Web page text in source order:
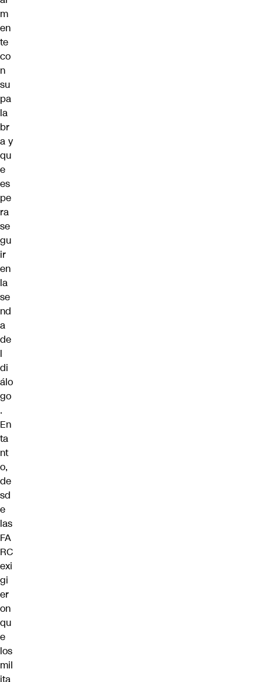
m
en
te
co
n
su
pa
la
br
a y
qu
e
es
pe
ra
se
gu
ir
en
la
se
nd
a
de
l
di
álo
go
.
En
ta
nt
o,
de
sd
e
las
FA
RC
exi
gi
er
on
qu
e
los
mil
ita